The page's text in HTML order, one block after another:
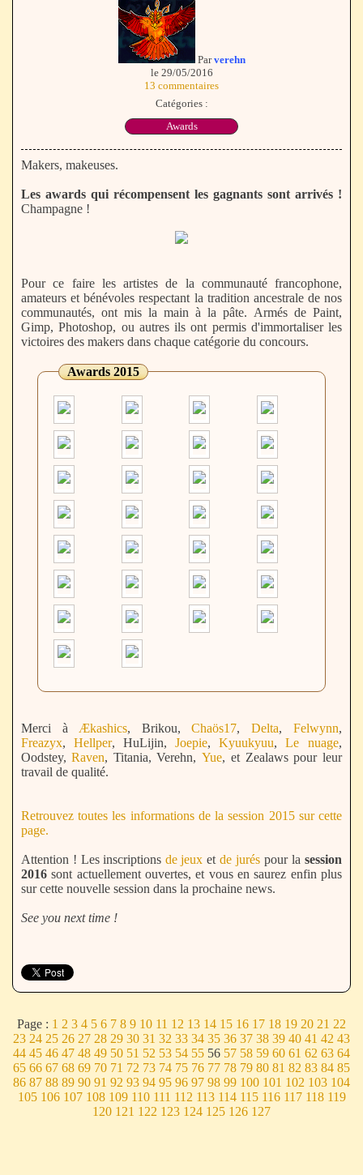
Parverehn
le 29/05/2016
13 commentaires
Catégories :
Awards
Makers, makeuses.
Les awards qui récompensent les gagnants sont arrivés !
Champagne !
Pour ce faire les artistes de la communauté francophone,
amateurs et bénévoles respectant la tradition ancestrale de nos
communautés, ont mis la main à la pâte. Armés de Paint,
Gimp, Photoshop, ou autres ils ont permis d'immortaliser les
victoires des makers dans chaque catégorie du concours.
Awards 2015
Merci à Ækashics, Brikou, Chaös17, Delta, Felwynn,
Freazyx, Hellper, HuLijin, Joepie, Kyuukyuu, Le nuage,
Oodstey, Raven, Titania, Verehn, Yue, et Zealaws pour leur
travail de qualité.
Retrouvez toutes les informations de la session 2015 sur cette
page.
Attention ! Les inscriptions de jeux et de jurés pour la session
2016 sont actuellement ouvertes, et vous en saurez enfin plus
sur cette nouvelle session dans la prochaine news.
See you next time !
Page : 1 2 3 4 5 6 7 8 9 10 11 12 13 14 15 16 17 18 19 20 21 22
23 24 25 26 27 28 29 30 31 32 33 34 35 36 37 38 39 40 41 42 43
44 45 46 47 48 49 50 51 52 53 54 55 56 57 58 59 60 61 62 63 64
65 66 67 68 69 70 71 72 73 74 75 76 77 78 79 80 81 82 83 84 85
86 87 88 89 90 91 92 93 94 95 96 97 98 99 100 101 102 103 104
105 106 107 108 109 110 111 112 113 114 115 116 117 118 119
120 121 122 123 124 125 126 127